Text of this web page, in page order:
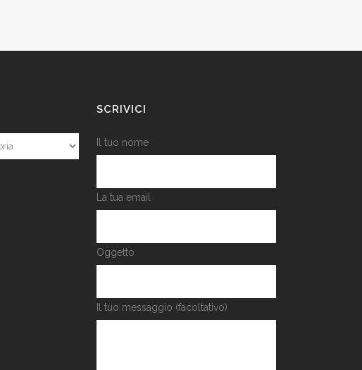
SCRIVICI
Il tuo nome
La tua email
Oggetto
Il tuo messaggio (facoltativo)